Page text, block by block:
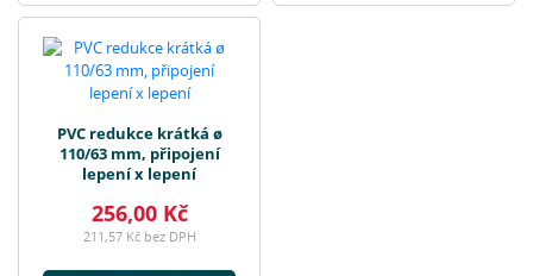
PVC redukce krátká ø
110/63 mm, připojení
lepení x lepení
256,00 Kč
211,57 Kč bez DPH